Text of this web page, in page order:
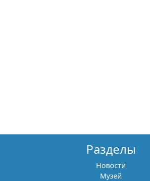
Разделы
Новости
Музей